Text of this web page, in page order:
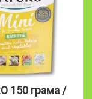
150 грама /